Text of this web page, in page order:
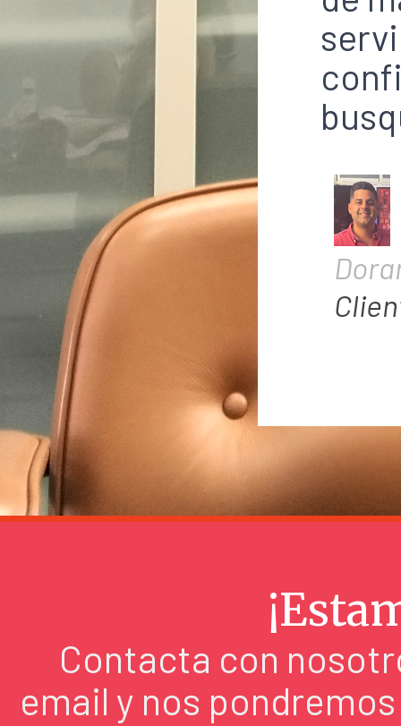
Contacta con
email y nos